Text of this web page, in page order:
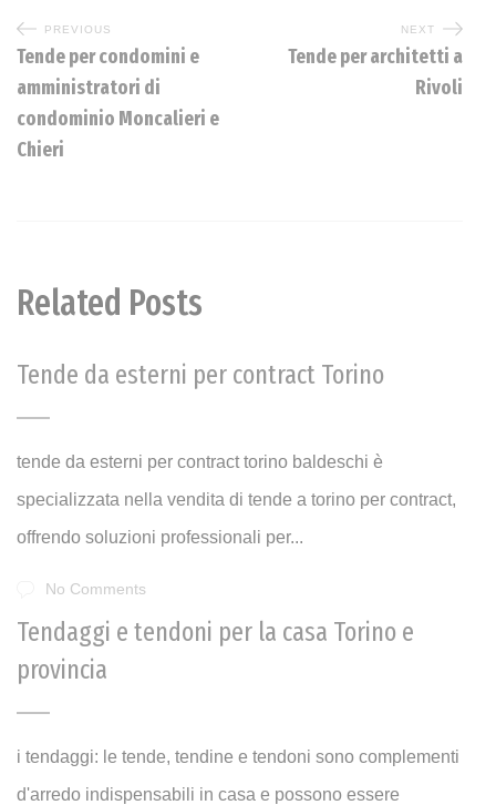
PREVIOUS
Tende per condomini e
amministratori di
condominio Moncalieri e
Chieri
NEXT
Tende per architetti a
Rivoli
Related Posts
Tende da esterni per contract Torino
tende da esterni per contract torino baldeschi è
specializzata nella vendita di tende a torino per contract,
offrendo soluzioni professionali per...
No Comments
Tendaggi e tendoni per la casa Torino e
provincia
i tendaggi: le tende, tendine e tendoni sono complementi
d'arredo indispensabili in casa e possono essere